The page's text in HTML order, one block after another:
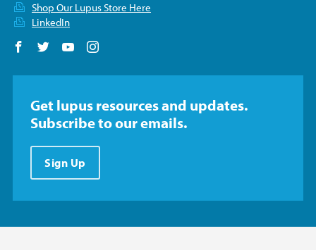
Shop Our Lupus Store Here
LinkedIn
Follow us on Facebook
Follow us on Twitter
Follow us on YouTube
Get lupus resources and updates.
Subscribe to our emails.
Sign Up